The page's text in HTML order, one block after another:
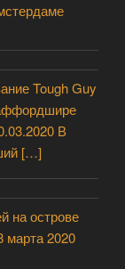
Tough Guy
В
[…]
на острове
марта 2020